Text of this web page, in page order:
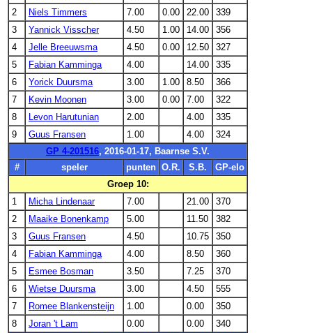
2
Niels Timmers 7.00 0.00 22.00
339
3
Yannick Visscher 4.50 1.00 14.00
356
4
Jelle Breeuwsma 4.50 0.00 12.50
327
5
Fabian Kamminga 4.00 14.00
335
6
Yorick Duursma 3.00 1.00 8.50
366
7
Kevin Moonen 3.00 0.00 7.00
322
8
Levon Harutunian 2.00 4.00
335
9
Guus Fransen 1.00 4.00
324
GP 4-201516, 2016-01-17, Baarnse S.V.
#
speler punten O.R. S.B.
GP-elo
Groep 10:
1
Micha Lindenaar 7.00 21.00
370
2
Maaike Bonenkamp 5.00 11.50
382
3
Guus Fransen 4.50 10.75
350
4
Fabian Kamminga 4.00 8.50
360
5
Esmee Bosman 3.50 7.25
370
6
Wietse Duursma 3.00 4.50
555
7
Romee Blankensteijn 1.00 0.00
350
8
Joran 't Lam 0.00 0.00
340